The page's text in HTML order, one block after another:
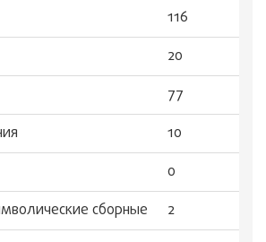
116
20
77
10
0
сборные
2